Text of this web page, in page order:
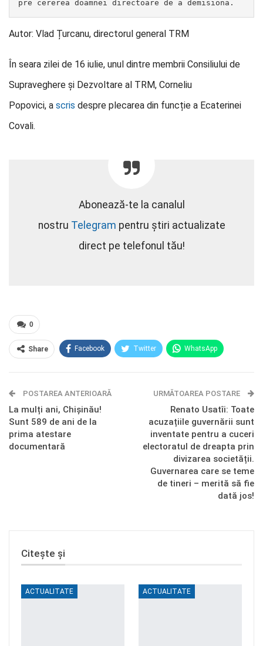
pre cererea doamnei directoare de a demisiona.
Autor: Vlad Țurcanu, directorul general TRM
În seara zilei de 16 iulie, unul dintre membrii Consiliului de
Supraveghere şi Dezvoltare al TRM, Corneliu
Popovici, a scris despre plecarea din funcție a Ecaterinei
Covali.
Abonează-te la canalul
nostru Telegram pentru știri actualizate
direct pe telefonul tău!
0
Share Facebook Twitter WhatsApp
Telegram OK.ru
POSTAREA ANTERIOARĂ
La mulți ani, Chișinău!
Sunt 589 de ani de la
prima atestare
documentară
URMĂTOAREA POSTARE
Renato Usatîi: Toate
acuzațiile guvernării sunt
inventate pentru a cuceri
electoratul de dreapta prin
divizarea societății.
Guvernarea care se teme
de tineri – merită să fie
dată jos!
Citește și
ACTUALITATE ACTUALITATE